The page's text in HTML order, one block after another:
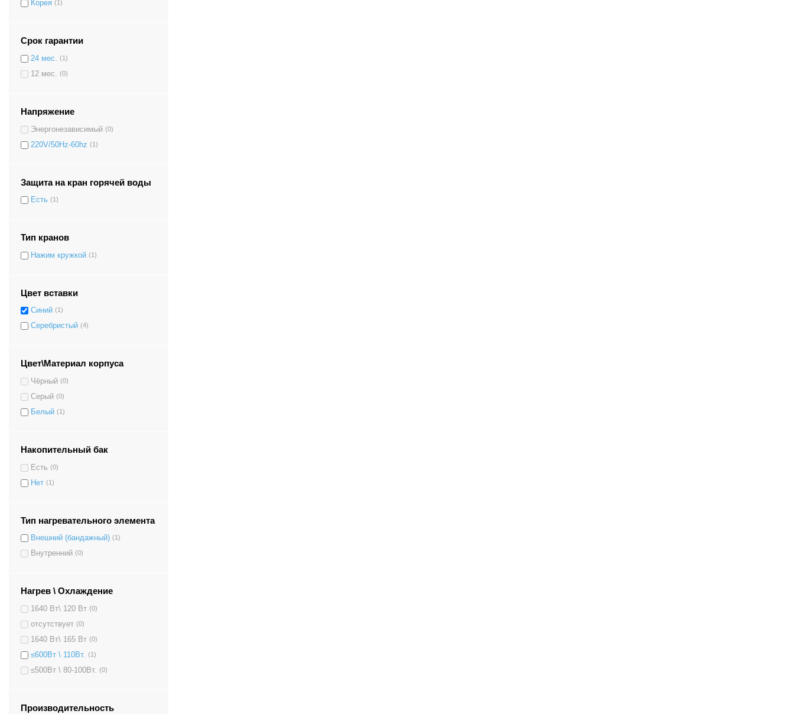
Корея (1)
Срок гарантии
24 мес. (1)
12 мес. (0)
Напряжение
Энергонезависимый (0)
220V/50Hz-60hz (1)
Защита на кран горячей воды
Есть (1)
Тип кранов
Нажим кружкой (1)
Цвет вставки
Синий (1)
Серебристый (4)
Цвет\Материал корпуса
Чёрный (0)
Серый (0)
Белый (1)
Накопительный бак
Есть (0)
Нет (1)
Тип нагревательного элемента
Внешний (бандажный) (1)
Внутренний (0)
Нагрев \ Охлаждение
1640 Вт\ 120 Вт (0)
отсутствует (0)
1640 Вт\ 165 Вт (0)
≤600Вт \ 110Вт. (1)
≤500Вт \ 80-100Вт. (0)
Производительность